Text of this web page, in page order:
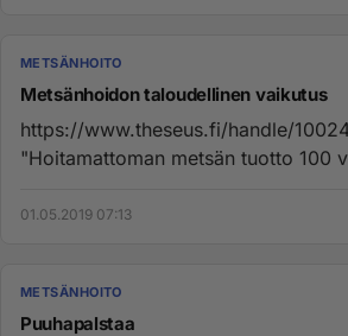
METSÄNHOITO
Metsänhoidon taloudellinen vaikutus
https://www.theseus.fi/handle/
"Hoitamattoman metsän tuotto 100
01.05.2019 07:13
METSÄNHOITO
Puuhapalstaa